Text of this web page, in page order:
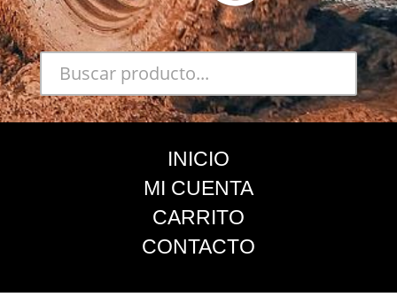
INICIO
MI CUENTA
CARRITO
CONTACTO